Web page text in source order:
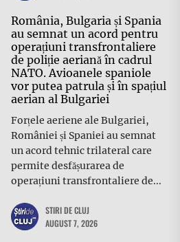
România, Bulgaria și Spania
au semnat un acord pentru
operațiuni transfrontaliere
de poliție aeriană în cadrul
NATO. Avioanele spaniole
vor putea patrula și în spațiul
aerian al Bulgariei
Forțele aeriene ale Bulgariei,
României și Spaniei au semnat
un acord tehnic trilateral care
permite desfășurarea de
operațiuni transfrontaliere de...
STIRI DE CLUJ
AUGUST 7, 2026